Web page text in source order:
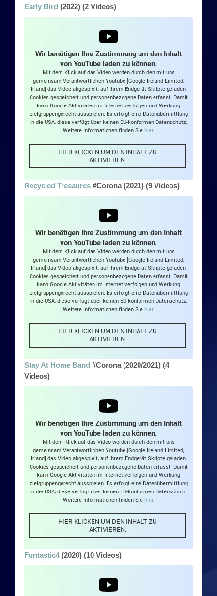
Recycled Treasures
Early Bird
Gigs, Sessions, Playalongs
Gig-Termine
Session-Audios
Playalong-Videos
Netzsession-Videos
Kontakt
Impressum
Early Bird (2022) (2 Videos)
Wir benötigen Ihre Zustimmung um den Inhalt
von YouTube laden zu können.
Mit dem Klick auf das Video werden durch den mit uns
gemeinsam Verantwortlichen Youtube [Google Ireland Limited,
Irland] das Video abgespielt, auf Ihrem Endgerät Skripte geladen,
Cookies gespeichert und personenbezogene Daten erfasst. Damit
kann Google Aktivitäten im Internet verfolgen und Werbung
zielgruppengerecht ausspielen. Es erfolgt eine Datenübermittlung
in die USA, diese verfügt über keinen EU-konformen Datenschutz.
Weitere Informationen finden Sie hier.
HIER KLICKEN UM DEN INHALT ZU
AKTIVIEREN.
Recycled Tresaures #Corona (2021) (9 Videos)
Wir benötigen Ihre Zustimmung um den Inhalt
von YouTube laden zu können.
Mit dem Klick auf das Video werden durch den mit uns
gemeinsam Verantwortlichen Youtube [Google Ireland Limited,
Irland] das Video abgespielt, auf Ihrem Endgerät Skripte geladen,
Cookies gespeichert und personenbezogene Daten erfasst. Damit
kann Google Aktivitäten im Internet verfolgen und Werbung
zielgruppengerecht ausspielen. Es erfolgt eine Datenübermittlung
in die USA, diese verfügt über keinen EU-konformen Datenschutz.
Weitere Informationen finden Sie hier.
HIER KLICKEN UM DEN INHALT ZU
AKTIVIEREN.
Stay At Home Band #Corona (2020/2021) (4
Videos)
Wir benötigen Ihre Zustimmung um den Inhalt
von YouTube laden zu können.
Mit dem Klick auf das Video werden durch den mit uns
gemeinsam Verantwortlichen Youtube [Google Ireland Limited,
Irland] das Video abgespielt, auf Ihrem Endgerät Skripte geladen,
Cookies gespeichert und personenbezogene Daten erfasst. Damit
kann Google Aktivitäten im Internet verfolgen und Werbung
zielgruppengerecht ausspielen. Es erfolgt eine Datenübermittlung
in die USA, diese verfügt über keinen EU-konformen Datenschutz.
Weitere Informationen finden Sie hier.
HIER KLICKEN UM DEN INHALT ZU
AKTIVIEREN.
Funtastic4(2020) (10 Videos)